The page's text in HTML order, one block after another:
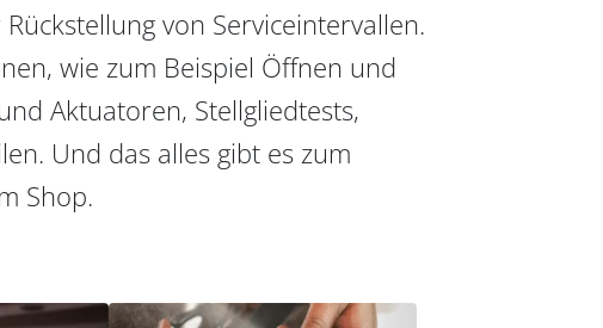
von Serviceintervallen.
wie zum Beispiel Öffnen und
Aktuatoren, Stellgliedtests,
Und das alles gibt es zum
Shop.